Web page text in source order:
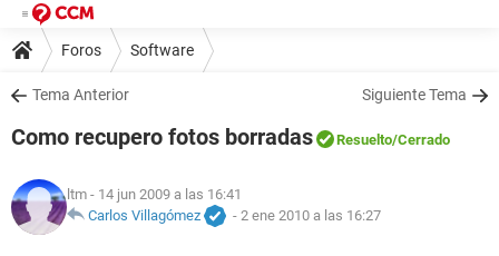
Foros Software
Tema Anterior Siguiente Tema
Como recupero fotos borradas Resuelto/Cerrado
ltm - 14 jun 2009 a las 16:41
Carlos Villagómez
- 2 ene 2010 a las 16:27